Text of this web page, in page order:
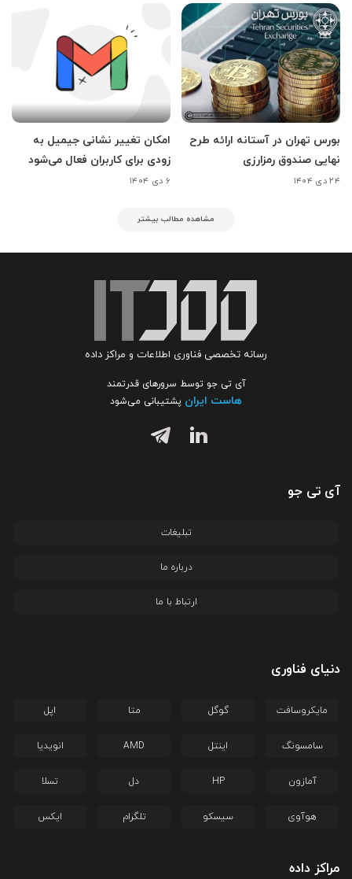
بورس تهران در آستانه ارائه طرح
نهایی صندوق رمزارزی
۲۴ دی ۱۴۰۴
امکان تغییر نشانی جیمیل به
زودی برای کاربران فعال می‌شود
۶ دی ۱۴۰۴
مشاهده مطالب بیشتر
رسانه تخصصی فناوری اطلاعات و مراکز داده
آی تی جو توسط سرورهای قدرتمند
هاست ایران پشتیبانی می‌شود
آی تی جو
تبلیغات
درباره ما
ارتباط با ما
دنیای فناوری
مایکروسافت گوگل متا اپل
سامسونگ اینتل AMD انویدیا
آمازون HP دل تسلا
هوآوی سیسکو تلگرام ایکس
مراکز داده